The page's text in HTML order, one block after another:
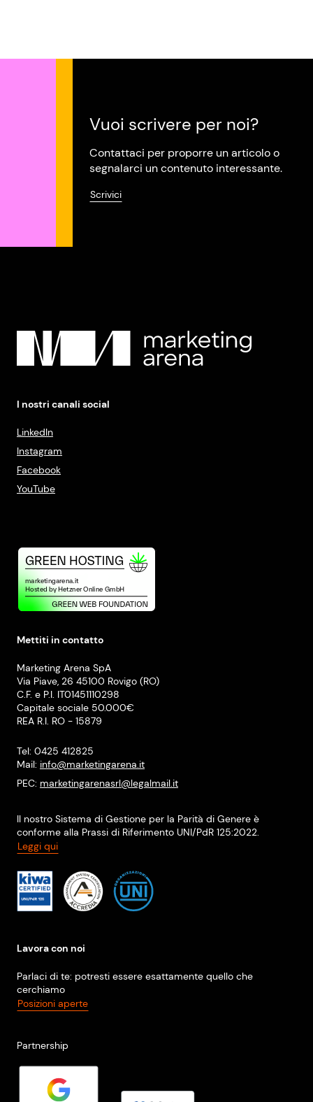
Vuoi scrivere per noi?
Contattaci per proporre un articolo o
segnalarci un contenuto interessante.
Scrivici
I nostri canali social
LinkedIn
Instagram
Facebook
YouTube
Mettiti in contatto
Marketing Arena SpA
Via Piave, 26 45100 Rovigo (RO)
C.F. e P.I. IT01451110298
Capitale sociale 50.000€
REA R.I. RO - 15879
Tel: 0425 412825
Mail: info@marketingarena.it
PEC: marketingarenasrl@legalmail.it
Il nostro Sistema di Gestione per la Parità di Genere è
conforme alla Prassi di Riferimento UNI/PdR 125:2022.
Leggi qui
Lavora con noi
Parlaci di te: potresti essere esattamente quello che
cerchiamo
Posizioni aperte
Partnership